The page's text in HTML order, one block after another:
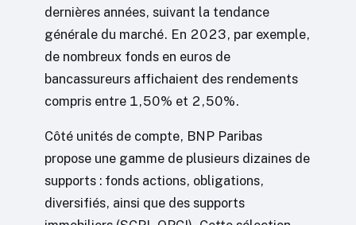
dernières années, suivant la tendance
générale du marché. En 2023, par exemple,
de nombreux fonds en euros de
bancassureurs affichaient des rendements
compris entre 1,50% et 2,50%.
Côté unités de compte, BNP Paribas
propose une gamme de plusieurs dizaines de
supports : fonds actions, obligations,
diversifiés, ainsi que des supports